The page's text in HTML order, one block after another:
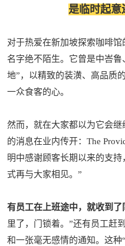
是临时起意
对于热爱在新加坡探索咖啡
名字绝不陌生。它曾是中峇
地”，以精致的装潢、高品质
一众食客的心。
然而，就在大家都以为它会
的消息在业内传开：The
明中感谢顾客长期以来的支
式再与大家相见。”
有员工在上班途中，就收到
里了，门锁着。”还有员工赶
和一张毫无感情的通知。这